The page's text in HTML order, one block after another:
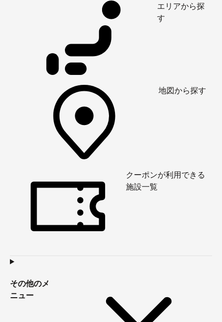
エリアから探
す
地図から探す
クーポンが利用できる
施設一覧
その他のメ
ニュー